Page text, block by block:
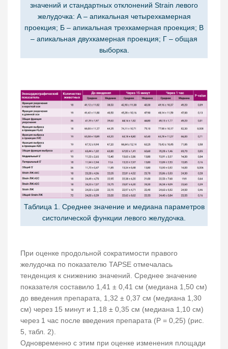
значений и стандартных отклонений Strain левого
желудочка: А – апикальная четырехкамерная
проекция; Б – апикальная трехкамерная проекция; В
– апикальная двухкамерная проекция; Г – общая
выборка.
Таблица 1. Среднее значение и медиана параметров
систолической функции левого желудочка.
При оценке продольной сократимости правого
желудочка по показателю TAPSE отмечалась
тенденция к снижению значений. Среднее значение
показателя составило 1,41 ± 0,41 см (медиана 1,50 см)
до введения препарата, 1,32 ± 0,37 см (медиана 1,30
см) через 15 минут и 1,18 ± 0,35 см (медиана 1,10 см)
через 1 час после введения препарата (Р = 0,25) (рис.
5, табл. 2).
Одновременно с этим при оценке изменения площади